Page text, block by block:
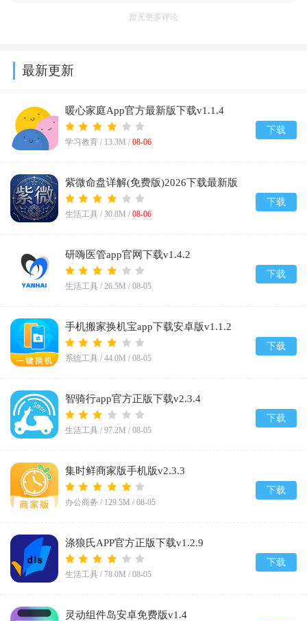
暂无更多评论
最新更新
暖心家庭App官方最新版下载v1.1.4
学习教育 / 13.3M / 08-06
下载
紫微命盘详解(免费版)2026下载最新版
v1.1
生活工具 / 30.8M / 08-06
下载
研嗨医管app官网下载v1.4.2
生活工具 / 26.5M / 08-05
下载
手机搬家换机宝app下载安卓版v1.1.2
系统工具 / 44.0M / 08-05
下载
智骑行app官方正版下载v2.3.4
生活工具 / 97.2M / 08-05
下载
集时鲜商家版手机版v2.3.3
办公商务 / 129.5M / 08-05
下载
涤狼氏APP官方正版下载v1.2.9
生活工具 / 78.0M / 08-05
下载
灵动组件岛安卓免费版v1.4